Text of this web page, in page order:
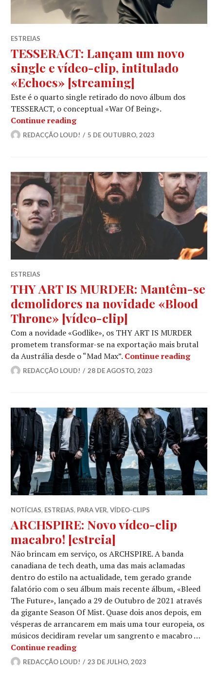
ESTREIAS
TESSERACT: Lançam um novo
single e vídeo-clip, intitulado
«Echoes» [streaming]
Este é o quarto single retirado do novo álbum dos
TESSERACT, o conceptual «War Of Being».
Continue readingTESSERACT: Lançam um novo
REDACÇÃO LOUD! 5 DE OUTUBRO, 2023
ESTREIAS
THY ART IS MURDER: Mantêm-se
demolidores na novidade «Blood
Throne» [vídeo-clip]
Com a novidade «Godlike», os THY ART IS MURDER
prometem transformar-se na exportação mais brutal
da Austrália desde o “Mad Max”. Continue readingTHY
REDACÇÃO LOUD! 28 DE AGOSTO, 2023
NOTÍCIAS, ESTREIAS, PARA VER,VÍDEO-CLIPS
ARCHSPIRE: Novo vídeo-clip
macabro! [estreia]
Não brincam em serviço, os ARCHSPIRE. A banda
canadiana de tech death, uma das mais aclamadas
dentro do estilo na actualidade, tem gerado grande
falatório com o seu álbum mais recente álbum, «Bleed
The Future», lançado a 29 de Outubro de 2021 através
da gigante Season Of Mist. Quase dois anos depois, em
vésperas de arrancarem em mais uma tour europeia, os
músicos decidiram revelar um sangrento e macabro …
Continue readingARCHSPIRE: Novo vídeo-clip
REDACÇÃO LOUD! 23 DE JULHO, 2023